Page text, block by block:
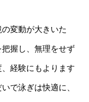
変動が大きいた
握し、無理をせず
経験にもよります
で泳ぎは快適に、